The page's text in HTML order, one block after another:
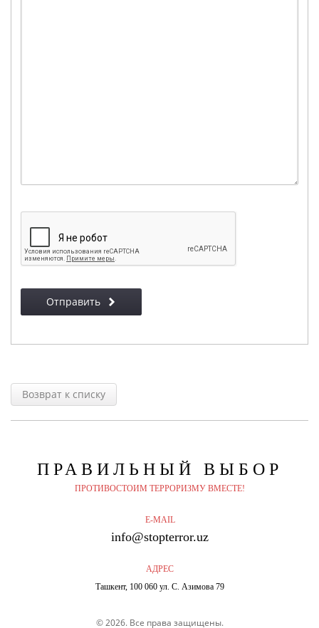
Отправить
Возврат к списку
ПРАВИЛЬНЫЙВЫБОР
ПРОТИВОСТОИМ ТЕРРОРИЗМУ ВМЕСТЕ!
E-MAIL
info@stopterror.uz
АДРЕС
Ташкент, 100 060 ул. С. Азимова 79
© 2026. Все права защищены.